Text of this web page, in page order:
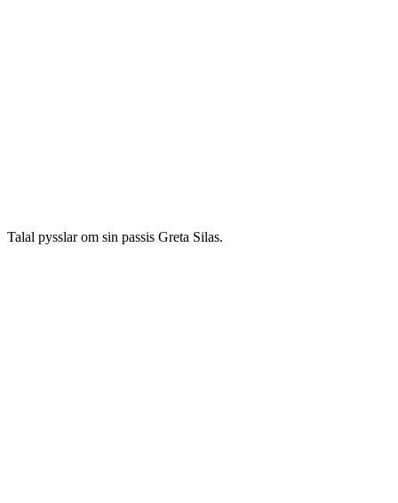
Talal pysslar om sin passis Greta Silas.